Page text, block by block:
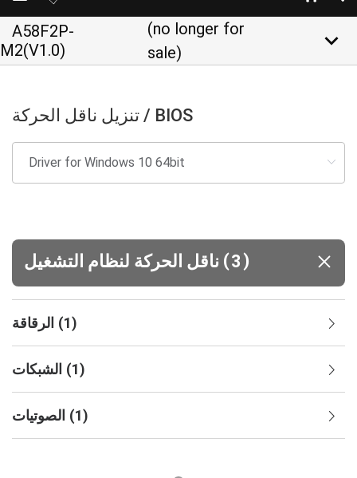
A58F2P-
M2(V1.0)
(no longer for
sale)
keyboard_arrow_down
تنزيل ناقل الحركة / BIOS
(3 )
الرقاقة (1)
الشبكات (1)
الصوتيات (1)